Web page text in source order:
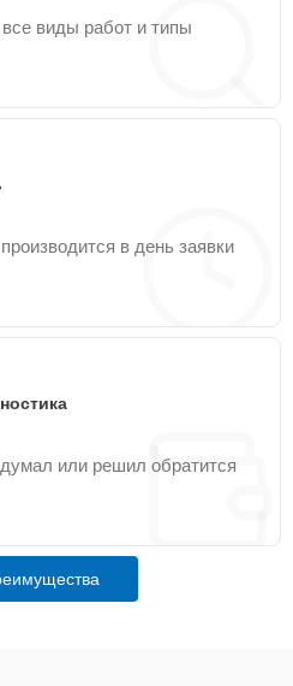
виды работ и типы
в день заявки
или решил обратится